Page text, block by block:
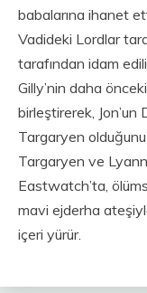
babalarına ihanet
Vadideki Lordlar
tarafından idam
Gilly’nin daha
birleştirerek, Jon’un
Targaryen
Targaryen ve
Eastwatch’ta,
mavi ejderha
içeri yürür.